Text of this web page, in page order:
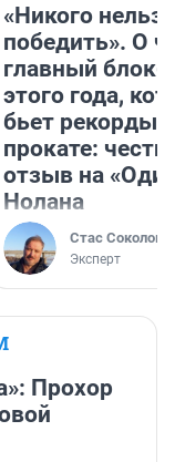
«Никого нельзя
победить». О
главный
этого года,
бьет рекорды в
прокате:
отзыв на
Нолана
Стас Соколов
Эксперт
Прохор